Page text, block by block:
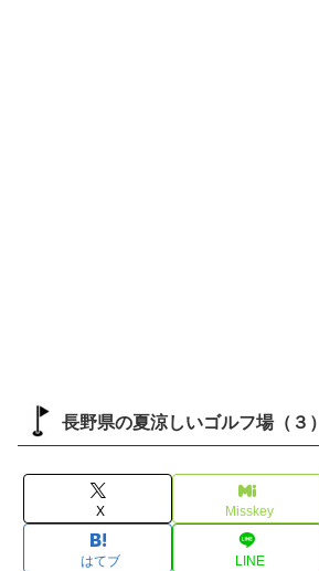
長野県の夏涼しいゴルフ場（３）
X Misskey
はてブ LINE